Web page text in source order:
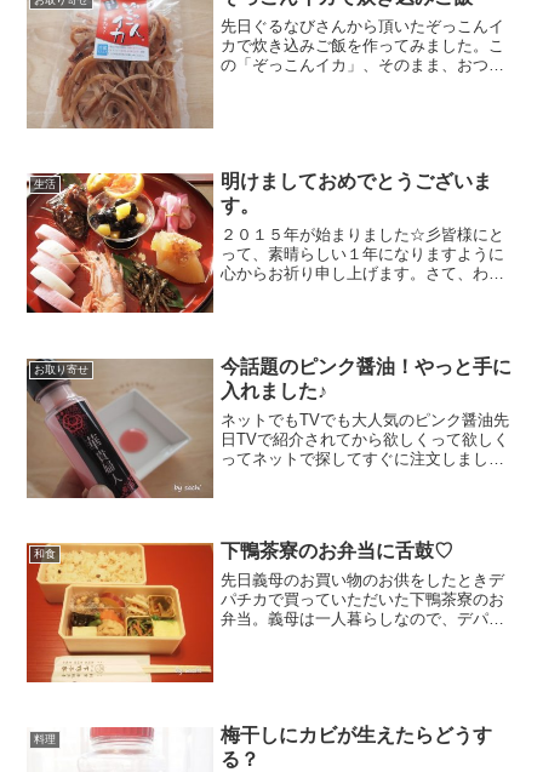
17：30の3時...
先日ぐるなびさんから頂いたぞっこんイ
カで炊き込みご飯を作ってみました。こ
の「ぞっこんイカ」、そのまま、おつま
生活
明けましておめでとうございま
す。
２０１５年が始まりました☆彡皆様にと
って、素晴らしい１年になりますように
心からお祈り申し上げます。さて、わが
お取り寄せ
今話題のピンク醤油！やっと手に
入れました♪
ネットでもTVでも大人気のピンク醤油先
日TVで紹介されてから欲しくって欲しく
ってネットで探してすぐに注文しました
和食 下鴨茶寮のお弁当に舌鼓♡
先日義母のお買い物のお供をしたときデ
パチカで買っていただいた下鴨茶寮のお
弁当。義母は一人暮らしなので、デパチ
料理
梅干しにカビが生えたらどうす
る？